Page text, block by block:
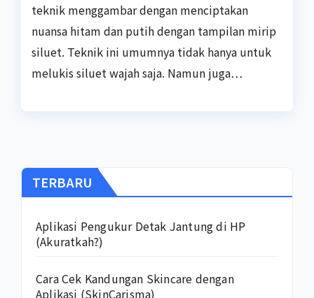
teknik menggambar dengan menciptakan
nuansa hitam dan putih dengan tampilan mirip
siluet. Teknik ini umumnya tidak hanya untuk
melukis siluet wajah saja. Namun juga…
TERBARU
Aplikasi Pengukur Detak Jantung di HP
(Akuratkah?)
Cara Cek Kandungan Skincare dengan
Aplikasi (SkinCarisma)